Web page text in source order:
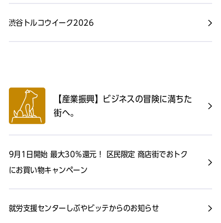
渋谷トルコウイーク2026
【産業振興】ビジネスの冒険に満ちた
街へ。
9月1日開始 最大30％還元！ 区民限定 商店街でおトク
にお買い物キャンペーン
就労支援センターしぶやビッテからのお知らせ